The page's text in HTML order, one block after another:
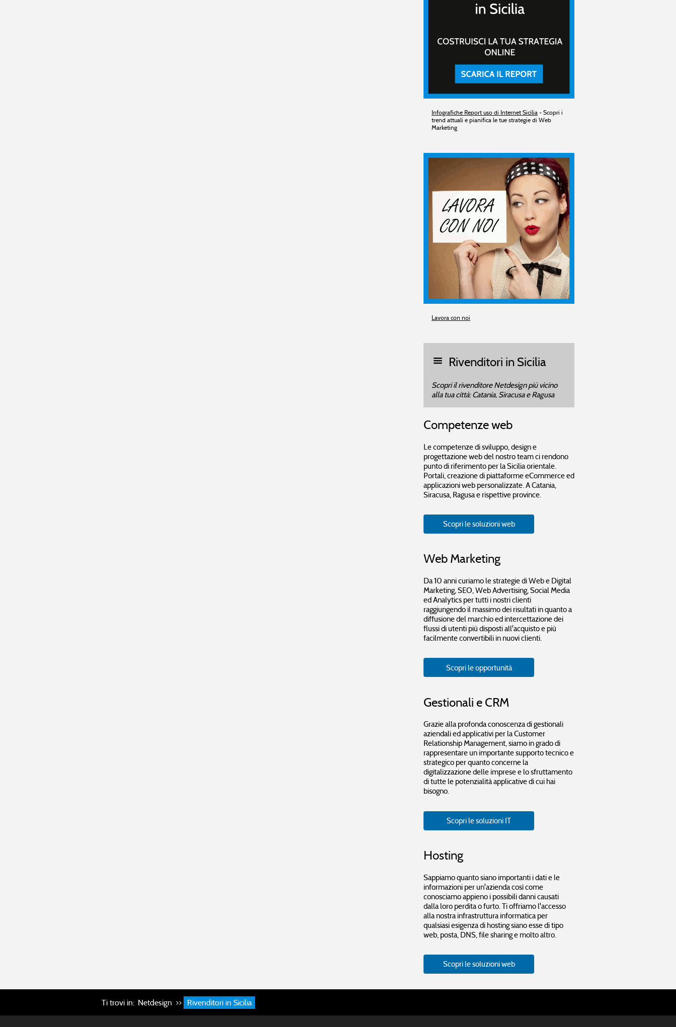
Infografiche Report uso di Internet Sicilia - Scopri i
trend attuali e pianifica le tue strategie di Web
Marketing
Lavora con noi
Rivenditori in Sicilia
Scopri il rivenditore Netdesign più vicino
alla tua città: Catania, Siracusa e Ragusa
Competenze web
Le competenze di sviluppo, design e
progettazione web del nostro team ci rendono
punto di riferimento per la Sicilia orientale.
Portali, creazione di piattaforme eCommerce ed
applicazioni web personalizzate. A Catania,
Siracusa, Ragusa e rispettive province.
Scopri le soluzioni web
Web Marketing
Da 10 anni curiamo le strategie di Web e Digital
Marketing, SEO, Web Advertising, Social Media
ed Analytics per tutti i nostri clienti
raggiungendo il massimo dei risultati in quanto a
diffusione del marchio ed intercettazione dei
flussi di utenti più disposti all'acquisto e più
facilmente convertibili in nuovi clienti.
Scopri le opportunità
Gestionali e CRM
Grazie alla profonda conoscenza di gestionali
aziendali ed applicativi per la Customer
Relationship Management, siamo in grado di
rappresentare un importante supporto tecnico e
strategico per quanto concerne la
digitalizzazione delle imprese e lo sfruttamento
di tutte le potenzialità applicative di cui hai
bisogno.
Scopri le soluzioni IT
Hosting
Sappiamo quanto siano importanti i dati e le
informazioni per un'azienda così come
conosciamo appieno i possibili danni causati
dalla loro perdita o furto. Ti offriamo l'accesso
alla nostra infrastruttura informatica per
qualsiasi esigenza di hosting siano esse di tipo
web, posta, DNS, file sharing e molto altro.
Scopri le soluzioni web
Ti trovi in: Netdesign >> Rivenditori in Sicilia